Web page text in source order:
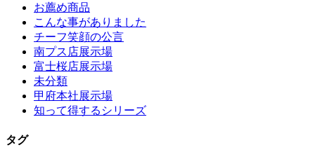
お薦め商品
こんな事がありました
チーフ笑顔の公言
南プス店展示場
富士桜店展示場
未分類
甲府本社展示場
知って得するシリーズ
タグ